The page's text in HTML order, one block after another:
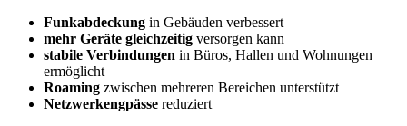
Funkabdeckung in Gebäuden verbessert
mehr Geräte gleichzeitig versorgen kann
stabile Verbindungen in Büros, Hallen und Wohnungen
ermöglicht
Roaming zwischen mehreren Bereichen unterstützt
Netzwerkengpässe reduziert